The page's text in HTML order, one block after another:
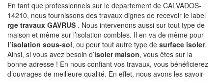
En tant que professionnels sur le departement de CALVADOS-
14210, nous fournissons des travaux dignes de recevoir le label
rge travaux GAVRUS . Nous intervenons aussi sur tout type de
maison et même sur l’isolation combles. Il en va de même pour
l’isolation sous-sol, ou pour tout autre type de surface isoler.
Ainsi, si vous avez besoin d’isoler maison, vous êtes sur la
bonne adresse ! En nous confiant vos travaux, vous bénéficierez
d’ouvrages de meilleure qualité. En effet, nous avons les savoir-